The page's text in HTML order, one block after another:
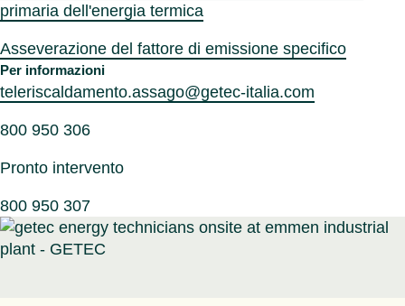
primaria dell'energia termica
Asseverazione del fattore di emissione specifico
Per informazioni
teleriscaldamento.assago@getec-italia.com
800 950 306
Pronto intervento
800 950 307